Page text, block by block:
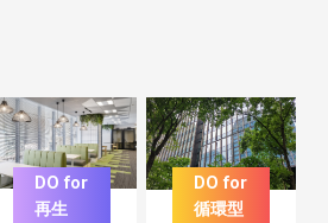
DO for
再生
DO for
循環型